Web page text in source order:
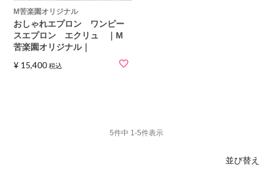
M苦楽園オリジナル
おしゃれエプロン ワンピー
スエプロン エクリュ ｜M
苦楽園オリジナル｜
¥ 15,400 税込
並び替え
5件中 1 -5件表示